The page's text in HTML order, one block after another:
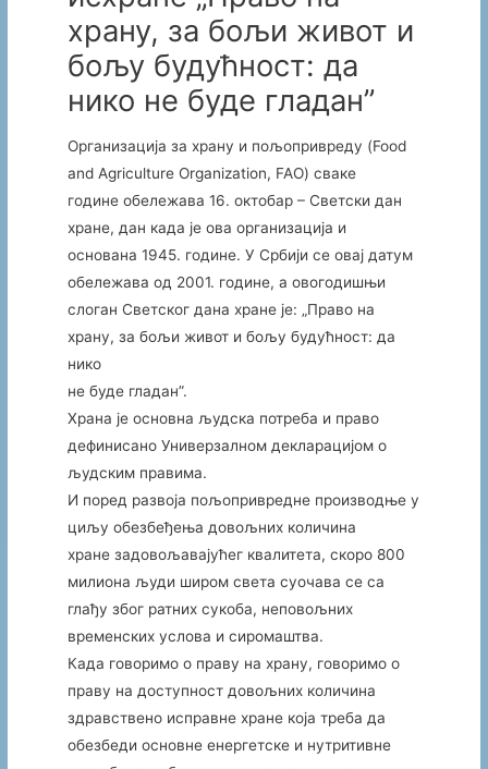
храну, за бољи живот и
бољу будућност: да
нико не буде гладан”
Организација за храну и пољопривреду (Food
and Agriculture Organization, FAO) сваке
године обележава 16. октобар – Светски дан
хране, дан када је ова организација и
основана 1945. године. У Србији се овај датум
обележава од 2001. године, а овогодишњи
слоган Светског дана хране је: „Право на
храну, за бољи живот и бољу будућност: да
нико
не буде гладан”.
Храна је основна људска потреба и право
дефинисано Универзалном декларацијом о
људским правима.
И поред развоја пољопривредне производње у
циљу обезбеђења довољних количина
хране задовољавајућег квалитета, скоро 800
милиона људи широм света суочава се са
глађу због ратних сукоба, неповољних
временских услова и сиромаштва.
Када говоримо о праву на храну, говоримо о
праву на доступност довољних количина
здравствено исправне хране која треба да
обезбеди основне енергетске и нутритивне